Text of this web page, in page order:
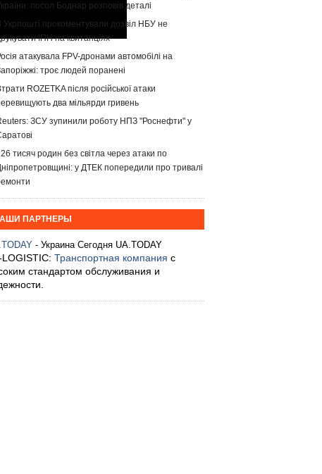
посол Боднар розповів деталі
Укрпошті прокоментували дозвіл НБУ не
ІПН на квитанціях
атакувала FPV-дронами автомобілі на
троє людей поранені
ROZETKA після російської атаки
два мільярди гривень
ЗСУ зупинили роботу НПЗ "Роснефти" у
тисяч родин без світла через атаки по
у ДТЕК попередили про тривалі
ПАРТНЕРЫ
- Украина Сегодня UA.TODAY
LOGISTIC: Транспортная компания с
стандартом обслуживания и